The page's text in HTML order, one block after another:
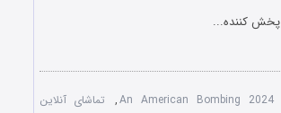
پخش کننده...
An American Bombing 2024
,
تماشای آنلاین